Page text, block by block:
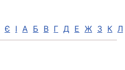
Є І А Б В Г Д Е Ж З К Л